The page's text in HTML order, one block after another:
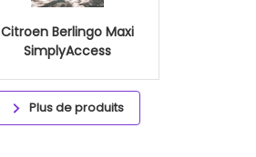
Citroen Berlingo Maxi
SimplyAccess
Plus de produits